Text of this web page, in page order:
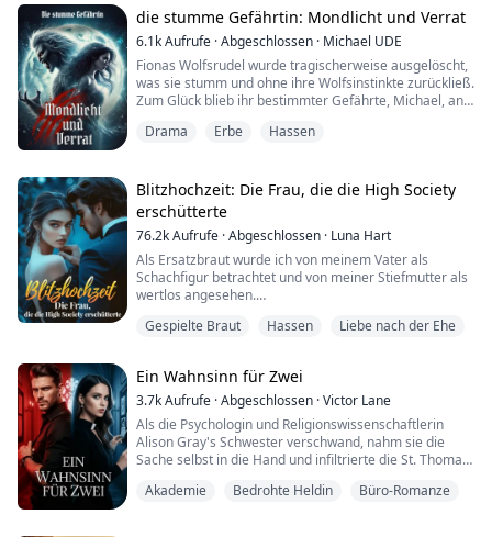
niemals aus der Reihe zu tanzen.
Bis zu ihm.
Damien kommt wie ein Stur...
die stumme Gefährtin: Mondlicht und Verrat
6.1kAufrufe ·Abgeschlossen · Michael UDE
Fionas Wolfsrudel wurde tragischerweise ausgelöscht,
was sie stumm und ohne ihre Wolfsinstinkte zurückließ.
Zum Glück blieb ihr bestimmter Gefährte, Michael, an
Er beschützte sie immer wie eine jüngere Schwester
alles.
Michael brüllte sie an: „Wie kann es nur du sein? Alles
ist ruiniert!“
Er lieb...
Drama Erbe Hassen
Blitzhochzeit: Die Frau, die die High Society
erschütterte
76.2kAufrufe ·Abgeschlossen · Luna Hart
Als Ersatzbraut wurde ich von meinem Vater als
Schachfigur betrachtet und von meiner Stiefmutter als
wertlos angesehen.
geschickt, kehrte ich schließlich nach Hause zurück,
Erst drei Jahre später wurde ich entlassen, meine
Freiheit erkauft einzig z...
Gespielte Braut Hassen Liebe nach der Ehe
Ein Wahnsinn für Zwei
3.7kAufrufe ·Abgeschlossen ·Victor Lane
Als die Psychologin und Religionswissenschaftlerin
Alison Gray's Schwester verschwand, nahm sie die
Sache selbst in die Hand und infiltrierte die St. Thomas
Während sie tiefer in das Verschwinden ihrer
Akademie Bedrohte Heldin Büro-Romanze